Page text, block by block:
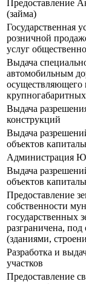
Предоставление
(займа)
Государственная
розничной
услуг
Выдача
автомобильным
осуществляющего
крупногабаритных
Выдача
конструкций
Выдача
объектов
Администрация
Выдача
объектов
Предоставление
собственности
государственных
разграничена,
(зданиями,
Разработка и
участков
Предоставление